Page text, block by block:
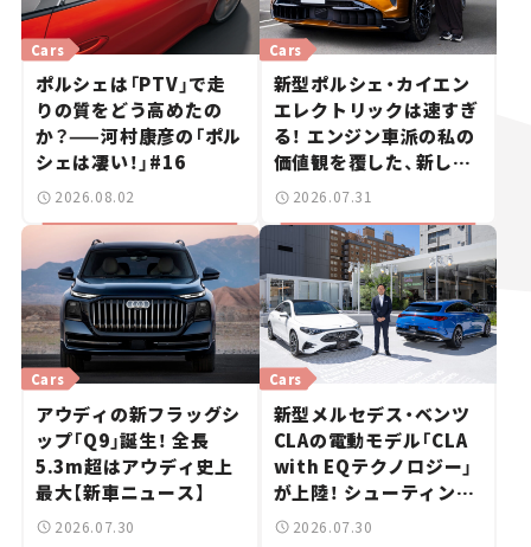
Cars
ポルシェは「PTV」で走
りの質をどう高めたの
か？——河村康彦の「ポル
シェは凄い！」#16
2026.08.02
Cars
新型ポルシェ・カイエン
エレクトリックは速すぎ
る！ エンジン車派の私の
価値観を覆した、新しい
ポルシェの走り。
2026.07.31
Cars
アウディの新フラッグシ
ップ「Q9」誕生！ 全長
5.3m超はアウディ史上
最大【新車ニュース】
2026.07.30
Cars
新型メルセデス・ベンツ
CLAの電動モデル「CLA
with EQテクノロジー」
が上陸！ シューティング
ブレークも発売【新車ニ
2026.07.30